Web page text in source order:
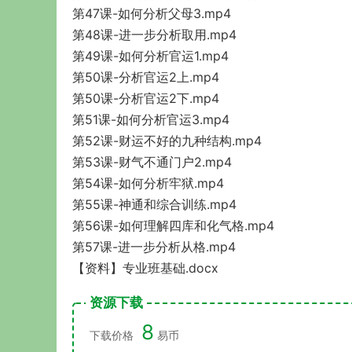
第47课-如何分析父母3.mp4
第48课-进一步分析取用.mp4
第49课-如何分析官运1.mp4
第50课-分析官运2上.mp4
第50课-分析官运2下.mp4
第51课-如何分析官运3.mp4
第52课-财运不好的九种结构.mp4
第53课-财气不通门户2.mp4
第54课-如何分析牢狱.mp4
第55课-神通和综合训练.mp4
第56课-如何理解四库和化气格.mp4
第57课-进一步分析从格.mp4
【资料】专业班基础.docx
资源下载
下载价格 8 易币